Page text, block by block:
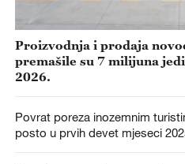
Proizvodnja i prodaja
premašile su 7 milijuna
2026.
Povrat poreza inozemnim
posto u prvih devet mjeseci